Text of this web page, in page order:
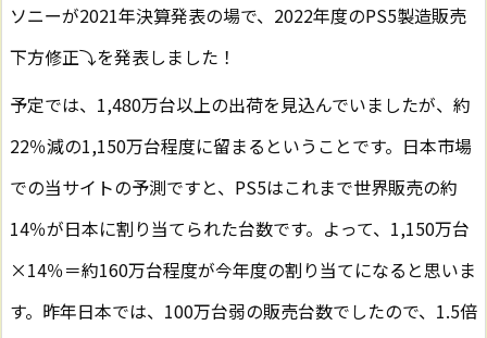
ソニーが2021年決算発表の場で、2022年度のPS5製造販売
下方修正⤵を発表しました！
予定では、1,480万台以上の出荷を見込んでいましたが、約
22％減の1,150万台程度に留まるということです。日本市場
での当サイトの予測ですと、PS5はこれまで世界販売の約
14％が日本に割り当てられた台数です。よって、1,150万台
×14％＝約160万台程度が今年度の割り当てになると思いま
す。昨年日本では、100万台弱の販売台数でしたので、1.5倍